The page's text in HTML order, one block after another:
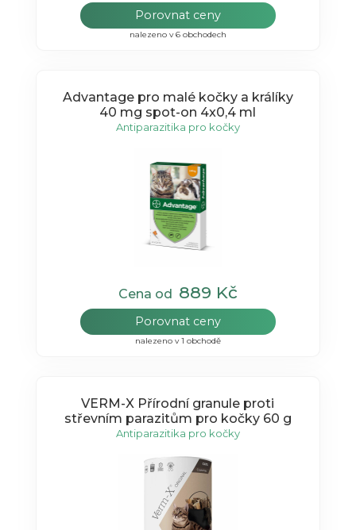
Porovnat ceny
nalezeno v 6 obchodech
Advantage pro malé kočky a králíky
40 mg spot-on 4x0,4 ml
Antiparazitika pro kočky
Cena od 889 Kč
Porovnat ceny
nalezeno v 1 obchodě
VERM-X Přírodní granule proti
střevním parazitům pro kočky 60 g
Antiparazitika pro kočky